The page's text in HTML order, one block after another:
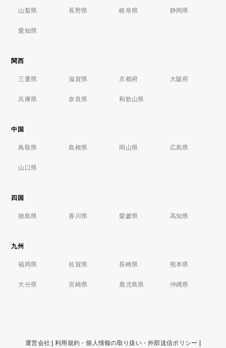
山梨県 長野県 岐阜県 静岡県
愛知県
関西
三重県 滋賀県 京都府 大阪府
兵庫県 奈良県 和歌山県
中国
鳥取県 島根県 岡山県 広島県
山口県
四国
徳島県 香川県 愛媛県 高知県
九州
福岡県 佐賀県 長崎県 熊本県
大分県 宮崎県 鹿児島県 沖縄県
運営会社 利用規約・個人情報の取り扱い・外部送信ポリシー